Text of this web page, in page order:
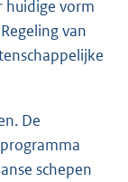
huidige vorm
van
De
schepen